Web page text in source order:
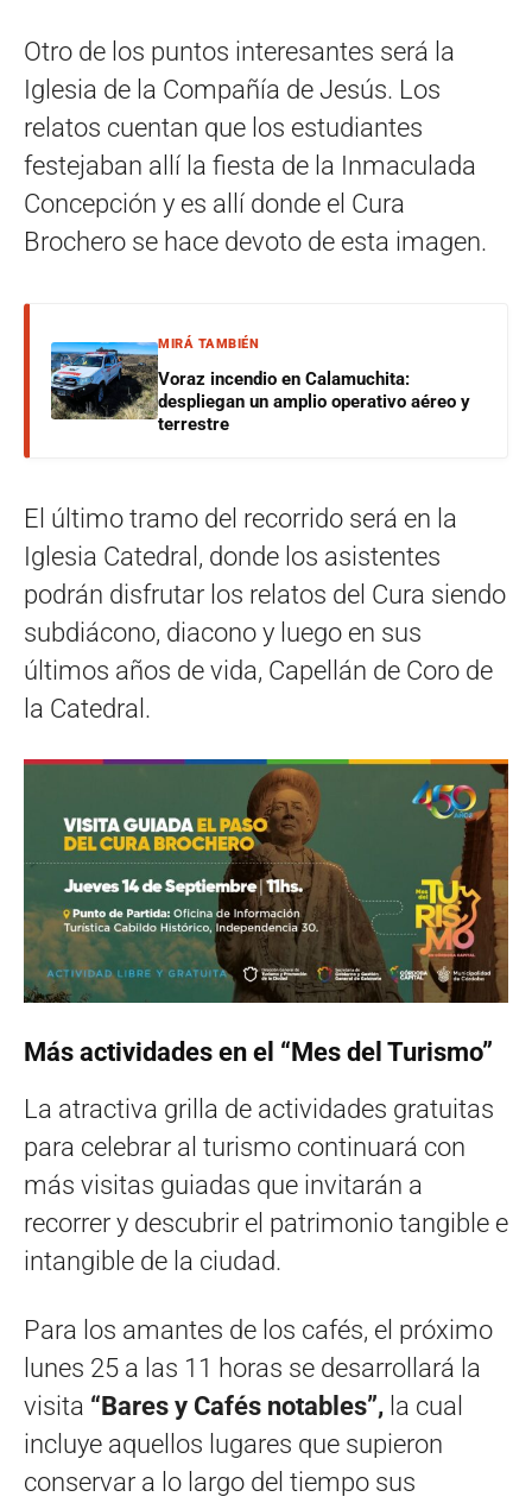
Otro de los puntos interesantes será la
Iglesia de la Compañía de Jesús. Los
relatos cuentan que los estudiantes
festejaban allí la fiesta de la Inmaculada
Concepción y es allí donde el Cura
Brochero se hace devoto de esta imagen.
MIRÁ TAMBIÉN
Voraz incendio en Calamuchita:
despliegan un amplio operativo aéreo y
terrestre
El último tramo del recorrido será en la
Iglesia Catedral, donde los asistentes
podrán disfrutar los relatos del Cura siendo
subdiácono, diacono y luego en sus
últimos años de vida, Capellán de Coro de
la Catedral.
Más actividades en el “Mes del Turismo”
La atractiva grilla de actividades gratuitas
para celebrar al turismo continuará con
más visitas guiadas que invitarán a
recorrer y descubrir el patrimonio tangible e
intangible de la ciudad.
Para los amantes de los cafés, el próximo
lunes 25 a las 11 horas se desarrollará la
visita “Bares y Cafés notables”, la cual
incluye aquellos lugares que supieron
conservar a lo largo del tiempo sus